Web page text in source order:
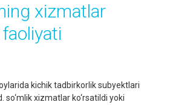
xizmatlar
kichik tadbirkorlik subyektlari
xizmatlar ko‘rsatildi yoki